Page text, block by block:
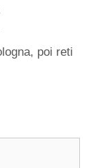
poi reti